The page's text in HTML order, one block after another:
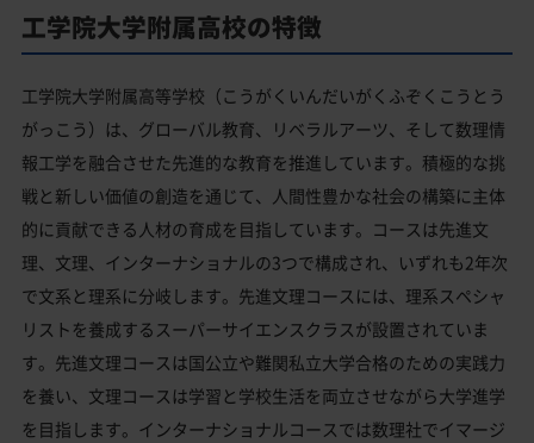
工学院大学附属高校の特徴
工学院大学附属高等学校（こうがくいんだいがくふぞくこうとう
がっこう）は、グローバル教育、リベラルアーツ、そして数理情
報工学を融合させた先進的な教育を推進しています。積極的な挑
戦と新しい価値の創造を通じて、人間性豊かな社会の構築に主体
的に貢献できる人材の育成を目指しています。コースは先進文
理、文理、インターナショナルの3つで構成され、いずれも2年次
で文系と理系に分岐します。先進文理コースには、理系スペシャ
リストを養成するスーパーサイエンスクラスが設置されていま
す。先進文理コースは国公立や難関私立大学合格のための実践力
を養い、文理コースは学習と学校生活を両立させながら大学進学
を目指します。インターナショナルコースでは数理社でイマージ